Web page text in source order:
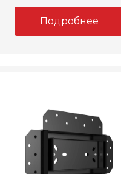
Подробнее